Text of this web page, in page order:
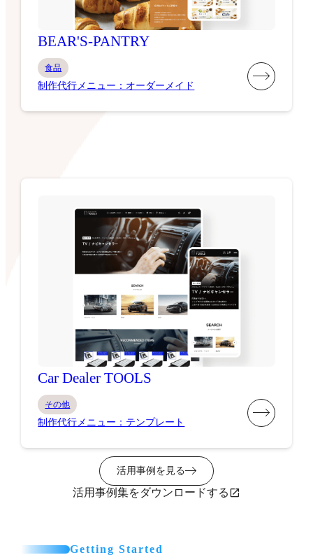
BEAR'S-PANTRY
食品
制作代行メニュー：オーダーメイド
Car Dealer TOOLS
その他
制作代行メニュー：テンプレート
活用事例を見る
活用事例集をダウンロードする
Getting Started